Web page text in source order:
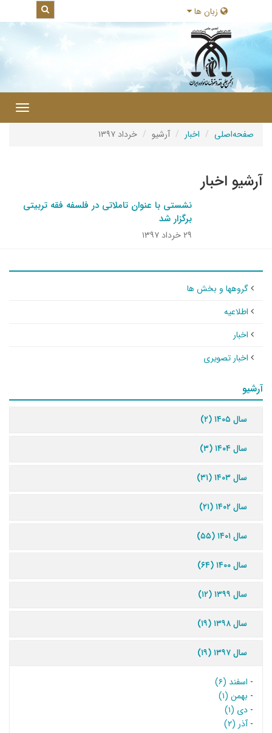
زبان ها
صفحه‌اصلی اخبار آرشیو خرداد ۱۳۹۷
آرشیو اخبار
نشستی با عنوان تاملاتی در فلسفه فقه تربیتی
برگزار شد
۲۹ خرداد ۱۳۹۷
گروهها و بخش ها
اطلاعیه
اخبار
اخبار تصویری
آرشیو
سال ۱۴۰۵ (۲)
سال ۱۴۰۴ (۳)
سال ۱۴۰۳ (۳۱)
سال ۱۴۰۲ (۲۱)
سال ۱۴۰۱ (۵۵)
سال ۱۴۰۰ (۶۴)
سال ۱۳۹۹ (۱۲)
سال ۱۳۹۸ (۱۹)
سال ۱۳۹۷ (۱۹)
- اسفند (۶)
- بهمن (۱)
- دی (۱)
-آذر (۲)